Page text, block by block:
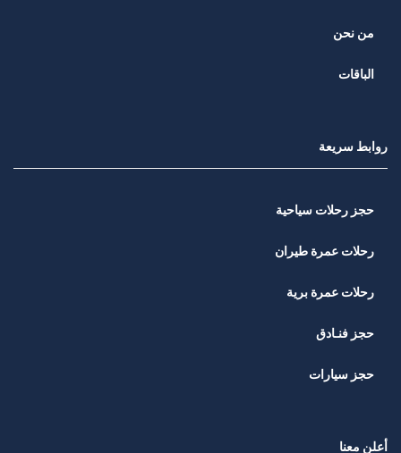
من نحن
الباقات
روابط سريعة
حجز رحلات سياحية
رحلات عمرة طيران
رحلات عمرة برية
حجز فنـادق
حجز سيارات
أعلن معنا